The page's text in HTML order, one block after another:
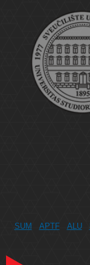
SUM APTF ALU